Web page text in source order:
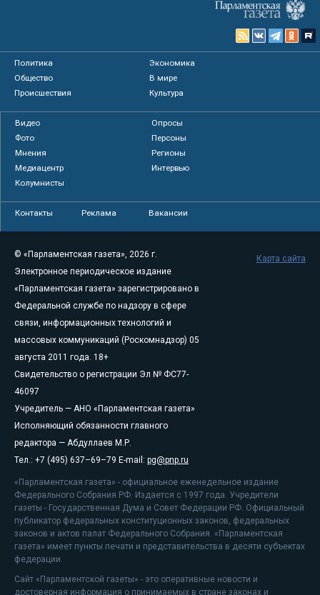
Политика
Экономика
Общество
В мире
Происшествия
Культура
Видео
Опросы
Фото
Персоны
Мнения
Регионы
Медиацентр
Интервью
Колумнисты
Контакты Реклама Вакансии
© «Парламентская газета», 2026 г.
Электронное периодическое издание
«Парламентская газета» зарегистрировано в
Федеральной службе по надзору в сфере
связи, информационных технологий и
массовых коммуникаций (Роскомнадзор) 05
августа 2011 года. 18+
Свидетельство о регистрации Эл № ФС77-
46097
Учредитель — АНО «Парламентская газета»
Исполняющий обязанности главного
редактора — Абдуллаев М.Р.
Тел.: +7 (495) 637–69–79 E-mail: pg@pnp.ru
«Парламентская газета» - официальное еженедельное издание
Федерального Собрания РФ. Издается с 1997 года. Учредители
газеты - Государственная Дума и Совет Федерации РФ. Официальный
публикатор федеральных конституционных законов, федеральных
законов и актов палат Федерального Собрания. «Парламентская
газета» имеет пункты печати и представительства в десяти субъектах
федерации.
Сайт «Парламентской газеты» - это оперативные новости и
достоверная информация о принимаемых в стране законах и
Карта сайта